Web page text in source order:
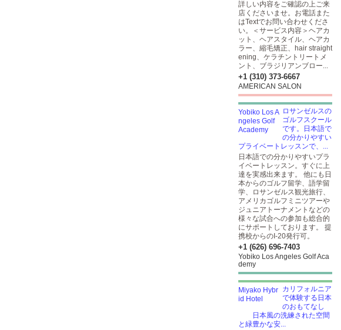
詳しい内容をご確認の上ご来
店くださいませ。お電話また
はTextでお問い合わせくださ
い。＜サービス内容＞ヘアカ
ット、ヘアスタイル、ヘアカ
ラー、縮毛矯正、hair straight
ening、ケラチントリートメ
ント、ブラジリアンブロー...
+1 (310) 373-6667
AMERICAN SALON
ロサンゼルスの
ゴルフスクール
です。日本語で
の分かりやすい
プライベートレッスンで、...
日本語での分かりやすいプラ
イベートレッスン。すぐに上
達を実感出来ます。 他にも日
本からのゴルフ留学、語学留
学、ロサンゼルス観光旅行、
アメリカゴルフミニツアーや
ジュニアトーナメントなどの
様々な試合への参加も総合的
にサポートしております。 提
携校からのI-20発行可。
+1 (626) 696-7403
Yobiko Los Angeles Golf Aca
demy
カリフォルニア
で体験する日本
のおもてなし
日本風の洗練された空間
と緑豊かな安...